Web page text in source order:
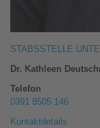
STABSSTELLE
Dr. Kathleen
Telefon
0391 8505 146
Kontaktdetails